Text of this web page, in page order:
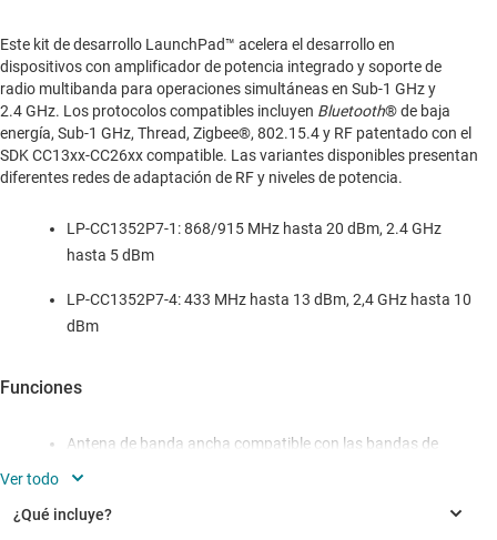
Este kit de desarrollo LaunchPad™ acelera el desarrollo en
dispositivos con amplificador de potencia integrado y soporte de
radio multibanda para operaciones simultáneas en Sub-1 GHz y
2.4 GHz. Los protocolos compatibles incluyen Bluetooth® de baja
energía, Sub-1 GHz, Thread, Zigbee®, 802.15.4 y RF patentado con el
SDK CC13xx-CC26xx compatible. Las variantes disponibles presentan
diferentes redes de adaptación de RF y niveles de potencia.
LP-CC1352P7-1: 868/915 MHz hasta 20 dBm, 2.4 GHz
hasta 5 dBm
LP-CC1352P7-4: 433 MHz hasta 13 dBm, 2,4 GHz hasta 10
dBm
Funciones
Antena de banda ancha compatible con las bandas de